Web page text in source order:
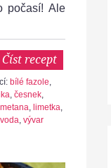
počasí! Ale
Číst recept
bílé fazole,
, česnek,
, limetka,
voda, vývar